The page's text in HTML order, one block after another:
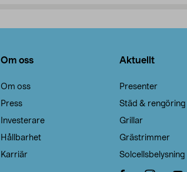
Om oss
Om oss
Press
Investerare
Hållbarhet
Karriär
Aktuellt
Presenter
Städ & rengöring
Grillar
Grästrimmer
Solcellsbelysning